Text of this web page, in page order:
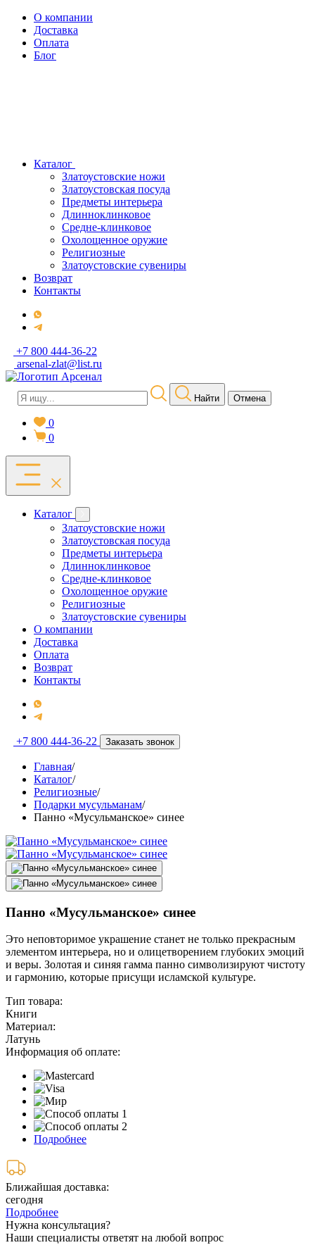
О компании
Доставка
Оплата
Блог
Каталог
Златоустовские ножи
Златоустовская посуда
Предметы интерьера
Длинноклинковое
Средне-клинковое
Охолощенное оружие
Религиозные
Златоустовские сувениры
Возврат
Контакты
+7 800 444-36-22
arsenal-zlat@list.ru
Найти Отмена
0
0
Каталог
Златоустовские ножи
Златоустовская посуда
Предметы интерьера
Длинноклинковое
Средне-клинковое
Охолощенное оружие
Религиозные
Златоустовские сувениры
О компании
Доставка
Оплата
Возврат
Контакты
+7 800 444-36-22 Заказать звонок
Главная/
Каталог/
Религиозные/
Подарки мусульманам/
Панно «Мусульманское» синее
Панно «Мусульманское» синее
Это неповторимое украшение станет не только прекрасным
элементом интерьера, но и олицетворением глубоких эмоций
и веры. Золотая и синяя гамма панно символизируют чистоту
и гармонию, которые присущи исламской культуре.
Тип товара:
Книги
Материал:
Латунь
Информация об оплате:
Подробнее
Ближайшая доставка:
сегодня
Подробнее
Нужна консультация?
Наши специалисты ответят на любой вопрос